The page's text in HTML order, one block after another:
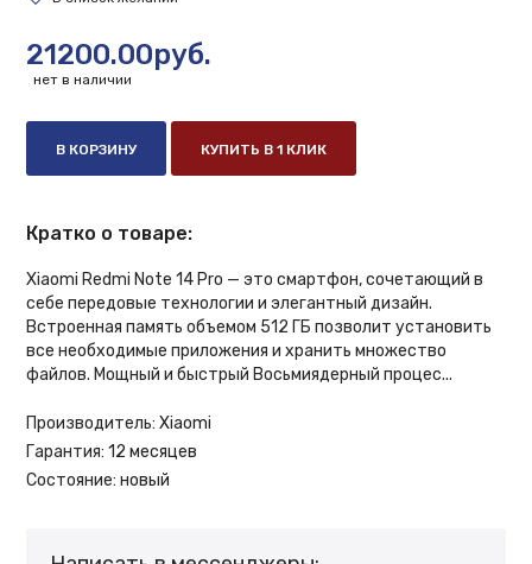
21200.00руб.
нет в наличии
В КОРЗИНУ КУПИТЬ В 1 КЛИК
Кратко о товаре:
Xiaomi Redmi Note 14 Pro — это смартфон, сочетающий в
себе передовые технологии и элегантный дизайн.
Встроенная память объемом 512 ГБ позволит установить
все необходимые приложения и хранить множество
файлов. Мощный и быстрый Восьмиядерный процес...
Производитель: Xiaomi
Гарантия: 12 месяцев
Состояние: новый